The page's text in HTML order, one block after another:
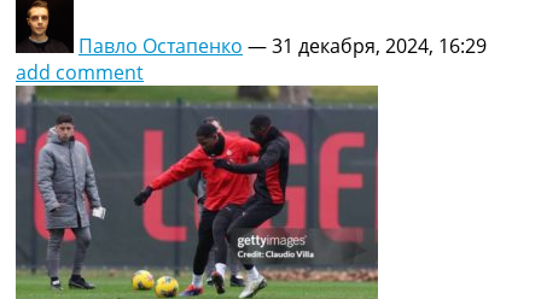
Павло Остапенко —31 декабря, 2024, 16:29
add comment